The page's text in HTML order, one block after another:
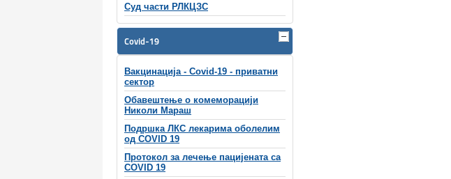
Суд части РЛКЦЗС
Covid-19
Вакцинација - Covid-19 - приватни
сектор
Обавештење о комеморацији
Николи Мараш
Подршка ЛКС лекарима оболелим
од COVID 19
Протокол за лечење пацијената са
COVID 19